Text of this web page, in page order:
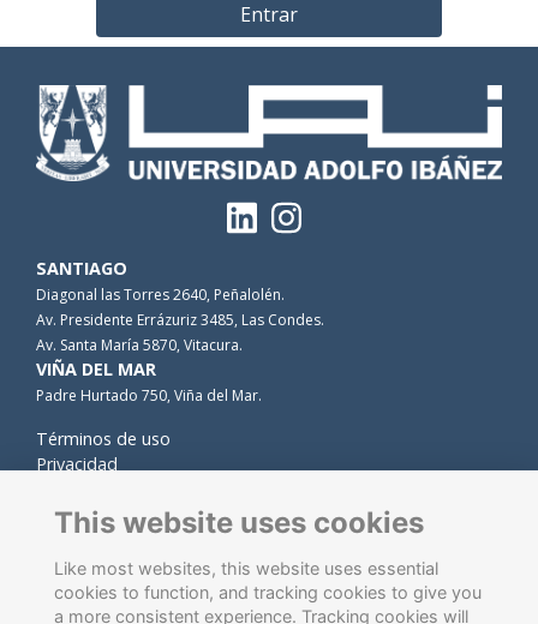
Entrar
SANTIAGO
Diagonal las Torres 2640, Peñalolén.
Av. Presidente Errázuriz 3485, Las Condes.
Av. Santa María 5870, Vitacura.
VIÑA DEL MAR
Padre Hurtado 750, Viña del Mar.
Términos de uso
Privacidad
Contacto
This website uses cookies
Like most websites, this website uses essential
cookies to function, and tracking cookies to give you
a more consistent experience. Tracking cookies will